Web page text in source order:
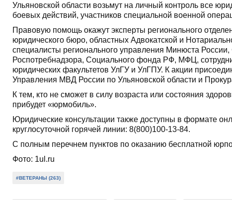
Ульяновской области возьмут на личный контроль все
боевых действий, участников специальной военной
Правовую помощь окажут эксперты регионального
юридического бюро, областных Адвокатской и
специалисты регионального управления Минюста
Роспотребнадзора, Социального фонда РФ, МФЦ,
юридических факультетов УлГУ и УлГПУ. К акции
Управления МВД России по Ульяновской области и
К тем, кто не сможет в силу возраста или состояния
прибудет «юрмобиль».
Юридические консультации также доступны в формате
круглосуточной горячей линии: 8(800)100-13-84.
С полным перечнем пунктов по оказанию бесплатной
Фото: 1ul.ru
#ВЕТЕРАНЫ (263)